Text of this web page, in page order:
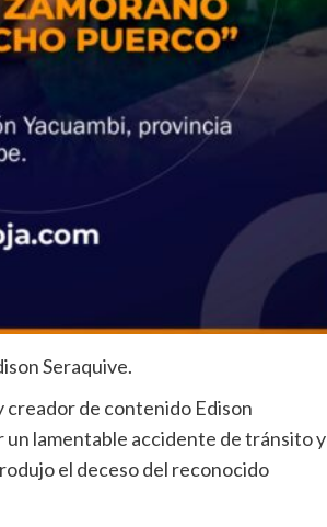
Seraquive.
creador de contenido Edison
un lamentable accidente de tránsito y
el deceso del reconocido